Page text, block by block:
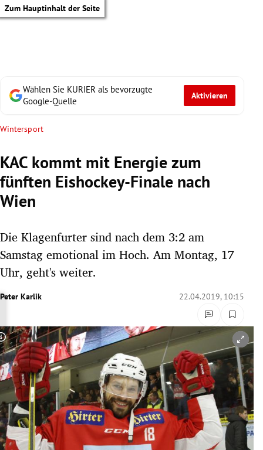
Zum Hauptinhalt der Seite
Untermenü
Untermenü
Untermenü
Untermenü
Untermenü
Untermenü
Untermenü
Untermenü
Wählen Sie KURIER als bevorzugte
Google-Quelle
Aktivieren
Wintersport
KAC kommt mit Energie zum
fünften Eishockey-Finale nach
Wien
Die Klagenfurter sind nach dem 3:2 am
Samstag emotional im Hoch. Am Montag, 17
Uhr, geht's weiter.
Peter Karlik 22.04.2019, 10:15
Copyright-Hinweis öffnen/schließen